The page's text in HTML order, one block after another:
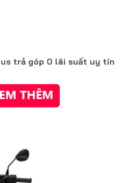
trả góp 0 lãi suất uy tín